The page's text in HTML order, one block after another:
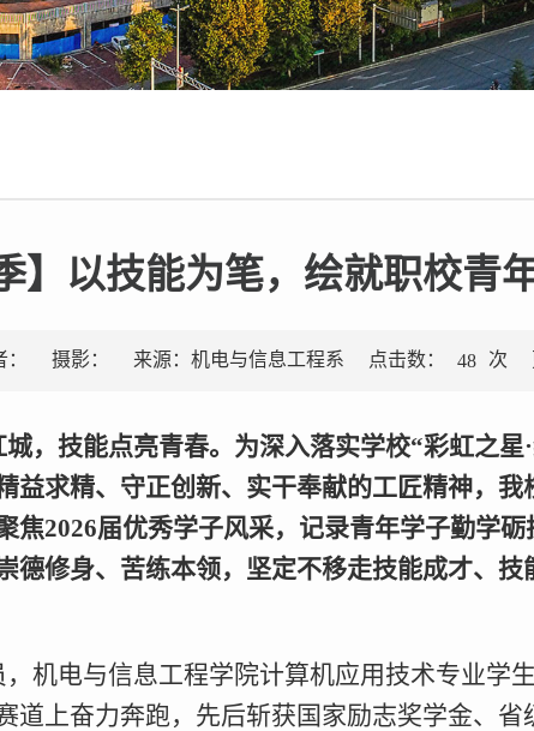
】以技能为笔，绘就职校青
摄影： 来源：机电与信息工程系 点击数： 48 次
城，技能点亮青春。为深入落实学校“彩虹之
益求精、守正创新、实干奉献的工匠精神，
焦2026届优秀学子风采，记录青年学子勤学砺
德修身、苦练本领，坚定不移走技能成才、
机电与信息工程学院计算机应用技术专业学
道上奋力奔跑，先后斩获国家励志奖学金、